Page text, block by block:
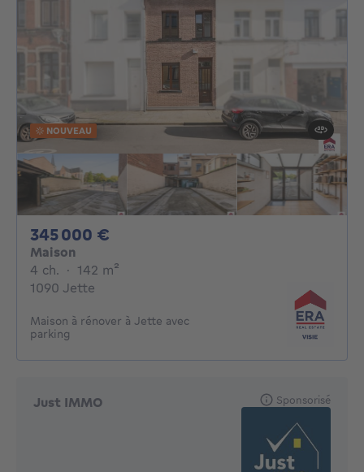
NOUVEAU
345 000 €
Maison
4 ch. 4 chambres
· 142 m²
1090 Jette
Maison à rénover à Jette avec
parking
Just IMMO Sponsorisé